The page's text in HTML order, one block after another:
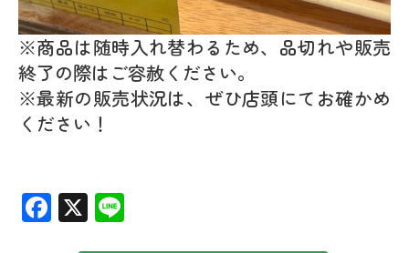
※商品は随時入れ替わるため、品切れや販売
終了の際はご容赦ください。
※最新の販売状況は、ぜひ店頭にてお確かめ
ください！
Facebook
X